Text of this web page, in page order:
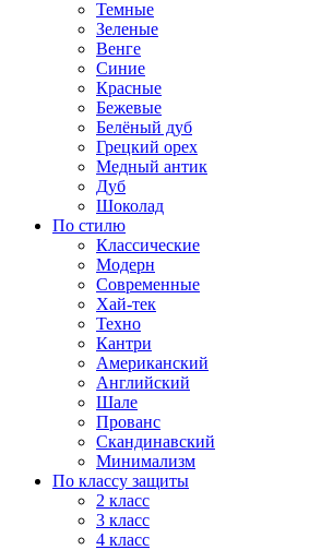
Темные
Зеленые
Венге
Синие
Красные
Бежевые
Белёный дуб
Грецкий орех
Медный антик
Дуб
Шоколад
По стилю
Классические
Модерн
Современные
Хай-тек
Техно
Кантри
Американский
Английский
Шале
Прованс
Скандинавский
Минимализм
По классу защиты
2 класс
3 класс
4 класс